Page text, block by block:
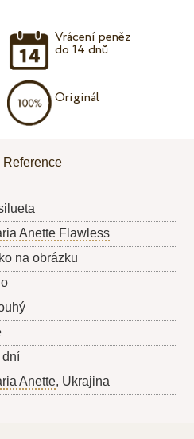
Vrácení peněz
do 14 dnů
Originál
Reference
Anette Flawless
na obrázku
dní
Anette, Ukrajina